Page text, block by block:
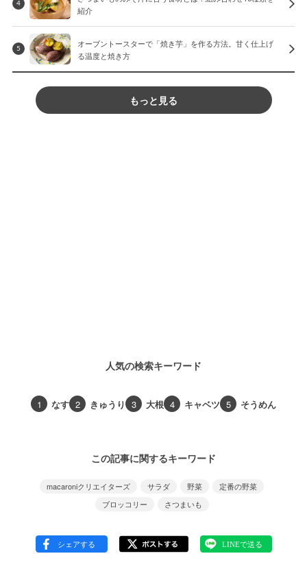
4
紹介
5
オーブントースターで「焼き芋」を作る方法。甘く仕上げ
る温度と焼き方
もっと見る
人気の検索キーワード
1 なす 2 きゅうり 3 大根 4 キャベツ 5 そうめん
この記事に関するキーワード
macaroniクリエイターズ サラダ 野菜
定番の野菜
ブロッコリー
さつまいも